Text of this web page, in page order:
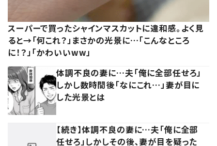
スーパーで買ったシャインマスカットに違和感。よく見
ると→「何これ？」まさかの光景に…「こんなところ
に！？」「かわいいww」
体調不良の妻に…夫「俺に全部任せろ」
しかし数時間後「なにこれ…」妻が目に
した光景とは
【続き】体調不良の妻に…夫「俺に全部
任せろ」しかしその後、妻が目を疑った